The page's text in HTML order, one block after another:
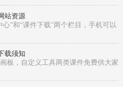
站资源
”和“课件下载”两个栏目，手机可以
载须知
，自定义工具两类课件免费供大家